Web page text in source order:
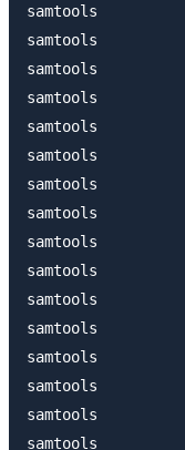
samtools
samtools
samtools
samtools
samtools
samtools
samtools
samtools
samtools
samtools
samtools
samtools
samtools
samtools
samtools
samtools